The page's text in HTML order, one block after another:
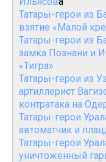
Татары-герои из
взятие «Малой
Татары-герои из
замка Познани и
«Тигра»
Татары-герои из
артиллерист
контратака на
Татары-герои
автоматчик и
Татары-герои
уничтоженный